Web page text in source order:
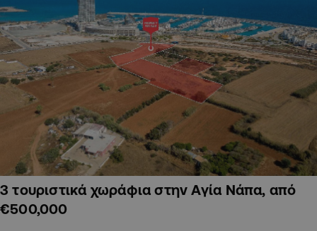
3 τουριστικά χωράφια στην Αγία Νάπα, από
€500,000